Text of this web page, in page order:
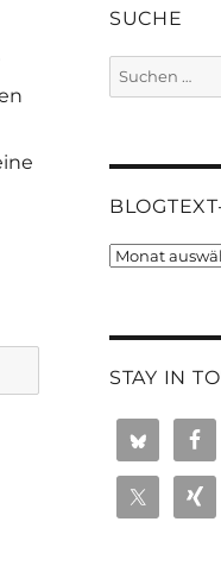
SUCHE
Suchen
Blogtext-
STAY IN